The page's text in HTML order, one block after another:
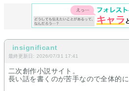
insignificant
最終更新日: 2026/07/31 17:41
二次創作小説サイト。
長い話を書くのが苦手なので全体的